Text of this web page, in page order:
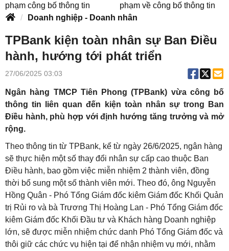
phạm công bố thông tin
phạm về công bố thông tin
Doanh nghiệp - Doanh nhân
TPBank kiện toàn nhân sự Ban Điều
hành, hướng tới phát triển
27/06/2025 03:03
Ngân hàng TMCP Tiên Phong (TPBank) vừa công bố
thông tin liên quan đến kiện toàn nhân sự trong Ban
Điều hành, phù hợp với định hướng tăng trưởng và mở
rộng.
Theo thông tin từ TPBank, kể từ ngày 26/6/2025, ngân hàng
sẽ thực hiện một số thay đổi nhân sự cấp cao thuộc Ban
Điều hành, bao gồm việc miễn nhiệm 2 thành viên, đồng
thời bổ sung một số thành viên mới. Theo đó, ông Nguyễn
Hồng Quân - Phó Tổng Giám đốc kiêm Giám đốc Khối Quản
trị Rủi ro và bà Trương Thị Hoàng Lan - Phó Tổng Giám đốc
kiêm Giám đốc Khối Đầu tư và Khách hàng Doanh nghiệp
lớn, sẽ được miễn nhiệm chức danh Phó Tổng Giám đốc và
thôi giữ các chức vụ hiện tại để nhận nhiệm vụ mới, nhằm